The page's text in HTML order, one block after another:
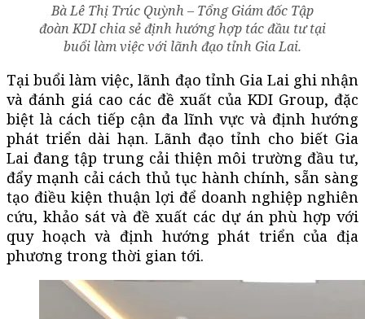
Bà Lê Thị Trúc Quỳnh – Tổng Giám đốc Tập
đoàn KDI chia sẻ định hướng hợp tác đầu tư tại
buổi làm việc với lãnh đạo tỉnh Gia Lai.
Tại buổi làm việc, lãnh đạo tỉnh Gia Lai ghi nhận
và đánh giá cao các đề xuất của KDI Group, đặc
biệt là cách tiếp cận đa lĩnh vực và định hướng
phát triển dài hạn. Lãnh đạo tỉnh cho biết Gia
Lai đang tập trung cải thiện môi trường đầu tư,
đẩy mạnh cải cách thủ tục hành chính, sẵn sàng
tạo điều kiện thuận lợi để doanh nghiệp nghiên
cứu, khảo sát và đề xuất các dự án phù hợp với
quy hoạch và định hướng phát triển của địa
phương trong thời gian tới.